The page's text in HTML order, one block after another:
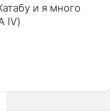
и я много
IV)